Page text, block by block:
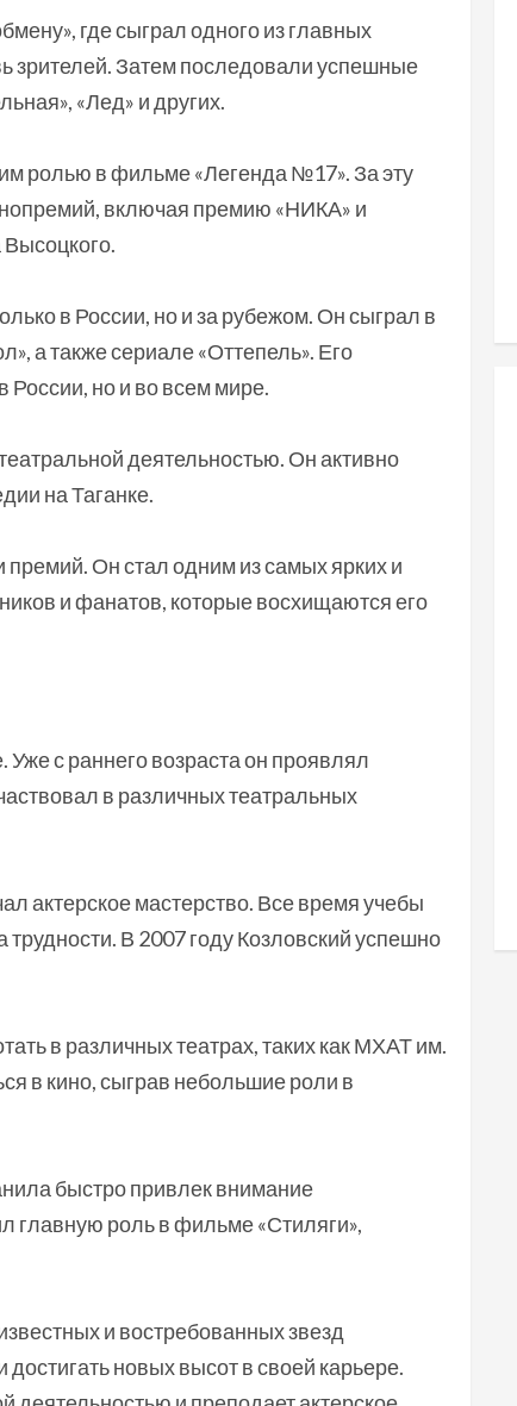
где сыграл одного из главных
зрителей. Затем последовали успешные
«Лед» и других.
ролью в фильме «Легенда №17». За эту
включая премию «НИКА» и
в России, но и за рубежом. Он сыграл в
а также сериале «Оттепель». Его
России, но и во всем мире.
деятельностью. Он активно
на Таганке.
Он стал одним из самых ярких и
и фанатов, которые восхищаются его
с раннего возраста он проявлял
в различных театральных
актерское мастерство. Все время учебы
В 2007 году Козловский успешно
в различных театрах, таких как МХАТ им.
в кино, сыграв небольшие роли в
быстро привлек внимание
главную роль в фильме «Стиляги»,
и востребованных звезд
новых высот в своей карьере.